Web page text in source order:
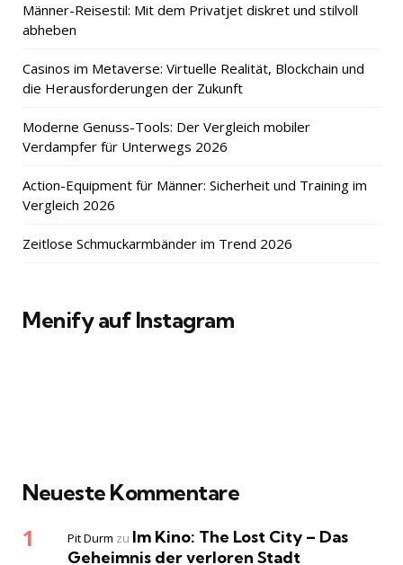
Männer-Reisestil: Mit dem Privatjet diskret und stilvoll
abheben
Casinos im Metaverse: Virtuelle Realität, Blockchain und
die Herausforderungen der Zukunft
Moderne Genuss-Tools: Der Vergleich mobiler
Verdampfer für Unterwegs 2026
Action-Equipment für Männer: Sicherheit und Training im
Vergleich 2026
Zeitlose Schmuckarmbänder im Trend 2026
Menify auf Instagram
Neueste Kommentare
Pit Durm zu Im Kino: The Lost City – Das
Geheimnis der verloren Stadt